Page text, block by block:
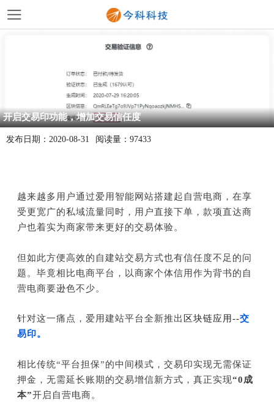
开启交易印功能，增加交易信任度
发布日期： 2020-08-31 阅读量： 97433
越来越多用户通过爱用智能网站搭建起自营电商，在享
受更宽广的私域流量同时， 用户直接下单，款项直达商
户也着实为商家带来更好的交易体验。
但如此方便高效的自建站交易方式也有信任度不足的问
题。毕竟相比电商平台，以商家个体信用作为背书的自
营电商要逊色不少。
针对这一痛点，爱用建站平台全新推出 区块链应用--交
易印。
相比传统“平台担保”的中间模式，交易印实现无需保证
押金， 无需延长账期 的交易增信新方式，真正实现“0成
本”开启自营电商。